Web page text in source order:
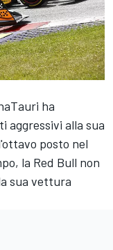
ha
aggressivi alla sua
posto nel
la Red Bull non
sua vettura